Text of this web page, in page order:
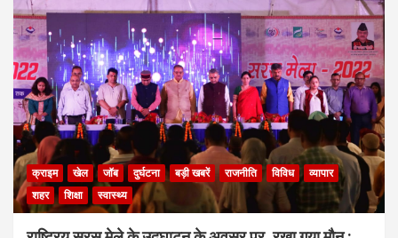
क्राइम खेल जॉब दुर्घटना बड़ी खबरें राजनीति विविध
व्यापार
शहर
शिक्षा स्वास्थ्य